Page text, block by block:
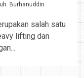
Burhanuddin
salah satu
lifting dan